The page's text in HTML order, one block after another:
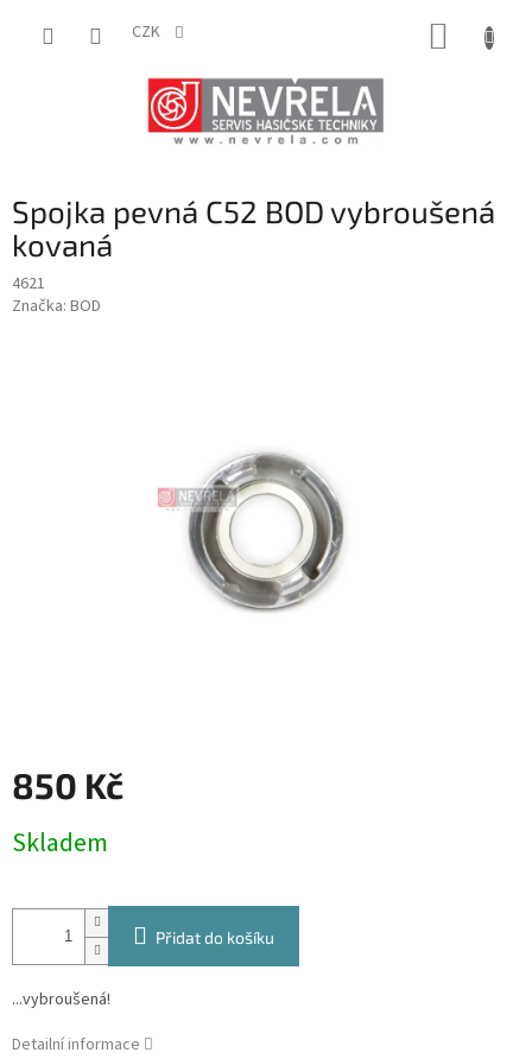
CZK
Spojka pevná C52 BOD vybroušená
kovaná
4621
Značka: BOD
850 Kč
cena:
Skladem
Přidat do košíku
...vybroušená!
Detailní informace